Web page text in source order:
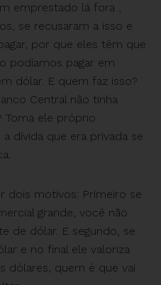
emprestado lá fora ,
se recusaram a isso e
por que eles têm que
podíamos pagar em
dólar. E quem faz isso?
Central não tinha
Toma ele próprio
dívida que era privada se
dois motivos: Primeiro se
grande, você não
de dólar. E segundo, se
e no final ele valoriza
dólares, quem é que vai